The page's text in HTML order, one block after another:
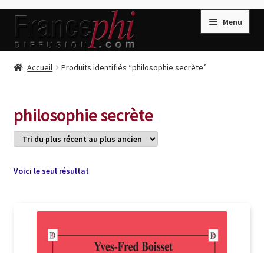
Aller
la
Aller
contenu
Menu
Accueil
Conditions de Vente
Connection
Listes d’Envies
Livres de Peter Randa
Accueil Produits identifiés “philosophie secrète”
philosophie secrète
Voici le seul résultat